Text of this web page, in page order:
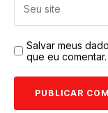
Salvar meus
que eu comentar.